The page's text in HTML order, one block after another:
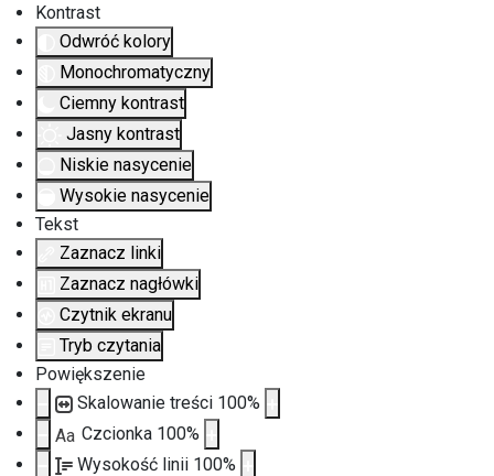
Kontrast
Odwróć kolory
Monochromatyczny
Ciemny kontrast
Jasny kontrast
Niskie nasycenie
Wysokie nasycenie
Tekst
Zaznacz linki
Zaznacz nagłówki
Czytnik ekranu
Tryb czytania
Powiększenie
Skalowanie treści 100%
Aa Czcionka 100%
Wysokość linii 100%